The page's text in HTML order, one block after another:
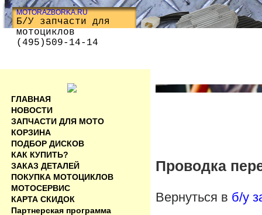
MOTORAZBORKA.RU
Б/У запчасти для
мотоциклов
(495)509-14-14
Проводка
Вернуться в б/у
ГЛАВНАЯ
НОВОСТИ
ЗАПЧАСТИ ДЛЯ МОТО
КОРЗИНА
ПОДБОР ДИСКОВ
КАК КУПИТЬ?
ЗАКАЗ ДЕТАЛЕЙ
ПОКУПКА МОТОЦИКЛОВ
МОТОСЕРВИС
КАРТА СКИДОК
Партнерская программа